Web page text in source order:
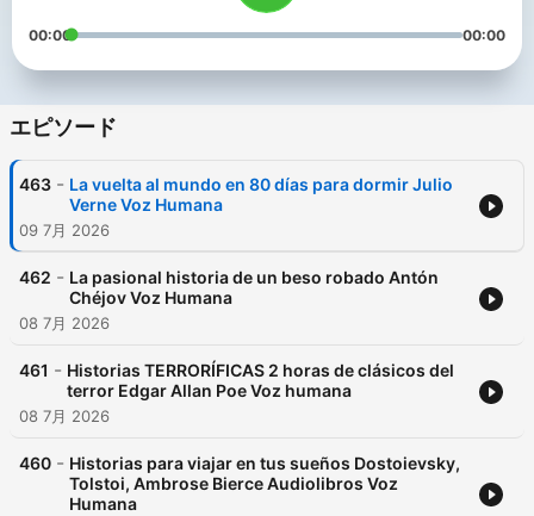
00:00 00:00
エピソード
463 - La vuelta al mundo en 80 días para dormir Julio
Verne Voz Humana
09 7月 2026
462 - La pasional historia de un beso robado Antón
Chéjov Voz Humana
08 7月 2026
461 - Historias TERRORÍFICAS 2 horas de clásicos del
terror Edgar Allan Poe Voz humana
08 7月 2026
460 - Historias para viajar en tus sueños Dostoievsky,
Tolstoi, Ambrose Bierce Audiolibros Voz
Humana